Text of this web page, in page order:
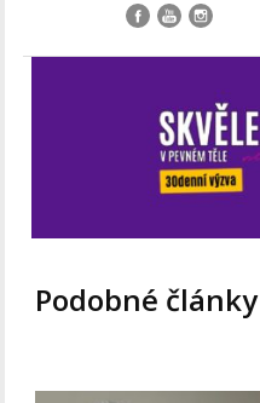
Podobné články